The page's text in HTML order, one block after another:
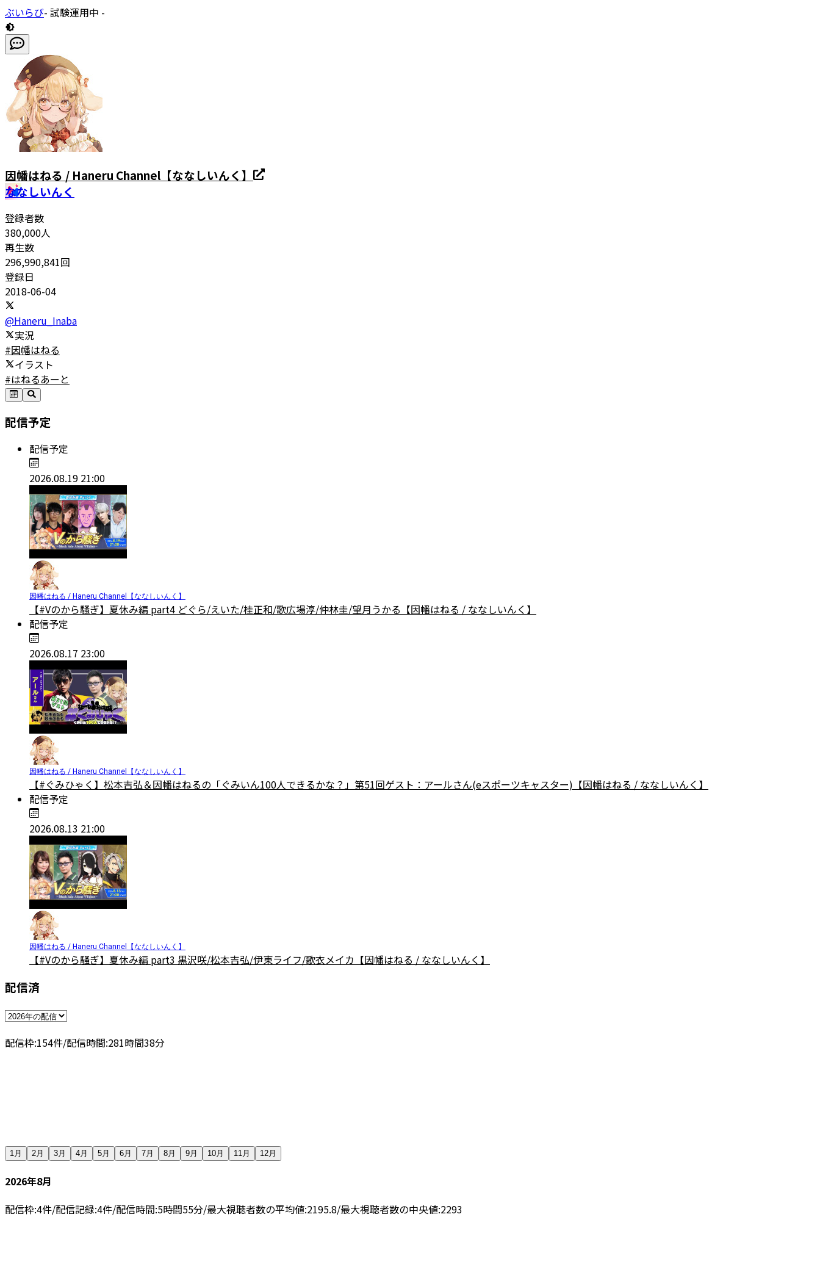
ぶいらび- 試験運用中 -
因幡はねる / Haneru Channel【ななしいんく】
ななしいんく
登録者数
380,000人
再生数
296,990,841回
登録日
2018-06-04
@Haneru_Inaba
実況
#因幡はねる
イラスト
#はねるあーと
配信予定
配信予定
2026.08.19 21:00
因幡はねる / Haneru Channel【ななしいんく】
【#Vのから騒ぎ】夏休み編 part4 どぐら/えいた/桂正和/歌広場淳/仲林圭/望月うかる【因幡はねる / ななしいんく】
配信予定
2026.08.17 23:00
因幡はねる / Haneru Channel【ななしいんく】
【#ぐみひゃく】松本吉弘＆因幡はねるの「ぐみいん100人できるかな？」第51回ゲスト：アールさん(eスポーツキャスター)【因幡はねる / ななしいんく】
配信予定
2026.08.13 21:00
因幡はねる / Haneru Channel【ななしいんく】
【#Vのから騒ぎ】夏休み編 part3 黒沢咲/松本吉弘/伊東ライフ/歌衣メイカ【因幡はねる / ななしいんく】
配信済
配信枠:154件/配信時間:281時間38分
1月 2月 3月 4月 5月 6月 7月 8月 9月 10月 11月 12月
2026年8月
配信枠:4件/配信記録:4件/配信時間:5時間55分/最大視聴者数の平均値:2195.8/最大視聴者数の中央値:2293